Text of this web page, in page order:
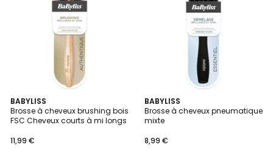
BABYLISS
Brosse à cheveux brushing bois
FSC Cheveux courts à mi longs
11,99 €
3,7
/ 5
BABYLISS
Brosse à cheveux pneumatique
mixte
8,99 €